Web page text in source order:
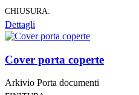
CHIUSURA:
Dettagli
Cover porta coperte
Arkivio Porta documenti